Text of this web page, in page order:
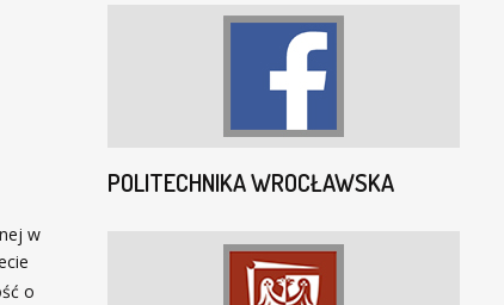
w
o
POLITECHNIKA WROCŁAWSKA